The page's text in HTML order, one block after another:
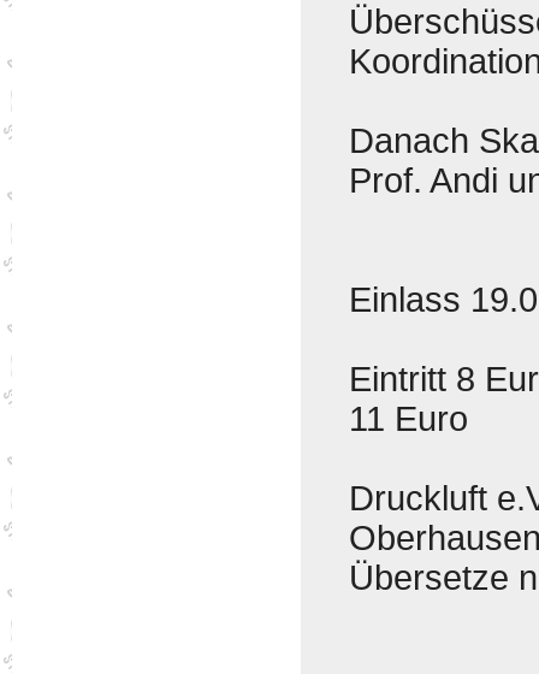
Danach
Prof. Andi
Einlass
Eintritt 8
11 Euro
Druckluft
Übersetze